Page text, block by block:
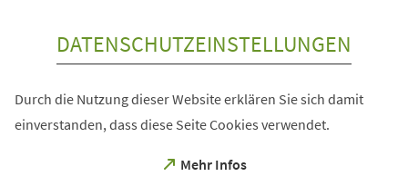
DATENSCHUTZEINSTELLUNGEN
Durch die Nutzung dieser Website erklären Sie sich damit
einverstanden, dass diese Seite Cookies verwendet.
Mehr Infos
(Öffnet